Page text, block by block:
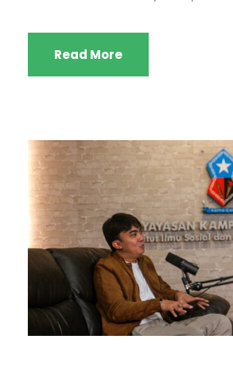
Read More